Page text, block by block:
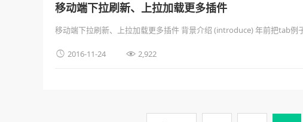
移动端下拉刷新、上拉加载更多插件
移动端下拉刷新、上拉加载更多插件 背景介绍 (introduce) 年前把tab
 2016-11-24  2,922